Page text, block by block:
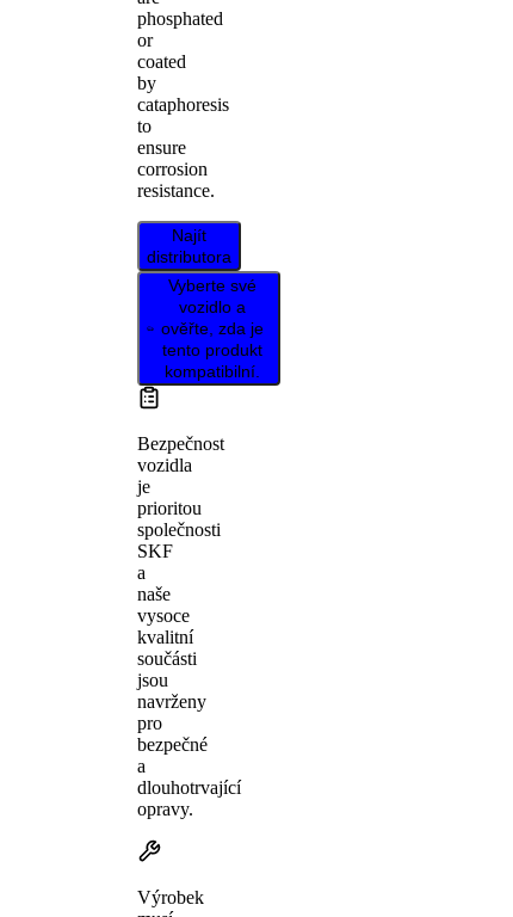
phosphated
or
coated
by
cataphoresis
to
ensure
corrosion
resistance.
Najít
distributora
Vyberte své
vozidlo a
ověřte, zda je
tento produkt
kompatibilní.
Bezpečnost
vozidla
je
prioritou
společnosti
SKF
a
naše
vysoce
kvalitní
součásti
jsou
navrženy
pro
bezpečné
a
dlouhotrvající
opravy.
Výrobek